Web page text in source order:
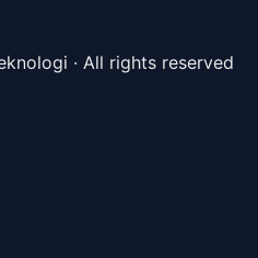
· All rights reserved